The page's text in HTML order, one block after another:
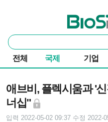
바이오스펙
통
합
검
색
전체 국제 기업
애브비, 플렉시움과 '
너십"
입력 2022-05-02 09:37 수정 2022-